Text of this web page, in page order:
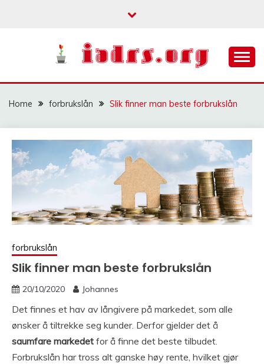
IADRS.ORG
Home forbrukslån Slik finner man beste forbrukslån
forbrukslån
Slik finner man beste forbrukslån
20/10/2020 Johannes
Det finnes et hav av långivere på markedet, som alle
ønsker å tiltrekke seg kunder. Derfor gjelder det å
saumfare markedet for å finne det beste tilbudet.
Forbrukslån har tross alt ganske høy rente, hvilket gjør